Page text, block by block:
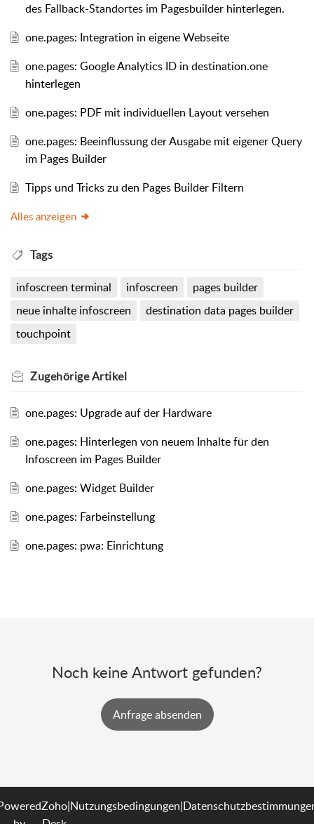
des Fallback-Standortes im Pagesbuilder hinterlegen.
one.pages: Integration in eigene Webseite
one.pages: Google Analytics ID in destination.one
hinterlegen
one.pages: PDF mit individuellen Layout versehen
one.pages: Beeinflussung der Ausgabe mit eigener Query
im Pages Builder
Tipps und Tricks zu den Pages Builder Filtern
Alles anzeigen
Tags
infoscreen terminal infoscreen
pages builder
neue inhalte infoscreen
destination data pages builder
touchpoint
ZugehörigeArtikel
one.pages: Upgrade auf der Hardware
one.pages: Hinterlegen von neuem Inhalte für den
Infoscreen im Pages Builder
one.pages: Widget Builder
one.pages: Farbeinstellung
one.pages: pwa: Einrichtung
Noch keine Antwort gefunden?
Zoho|Nutzungsbedingungen|